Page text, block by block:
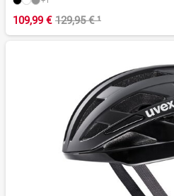
109,99 € 129,95 €¹